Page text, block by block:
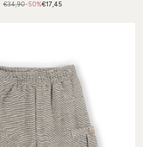
-50%
€34,90 €17,45